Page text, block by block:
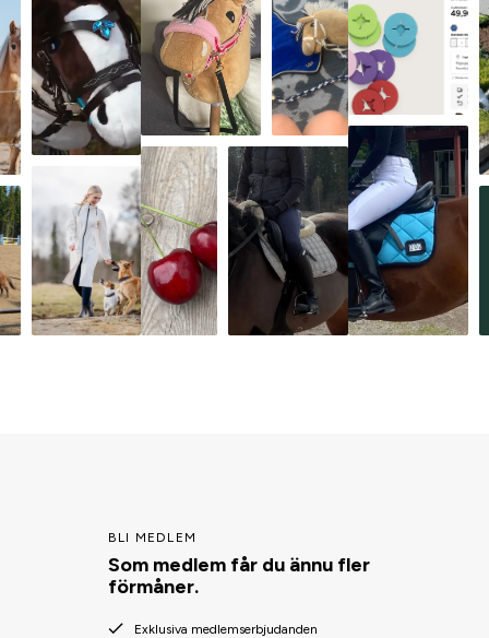
BLI MEDLEM
Som medlem får du ännu fler
förmåner.
Exklusiva medlemserbjudanden